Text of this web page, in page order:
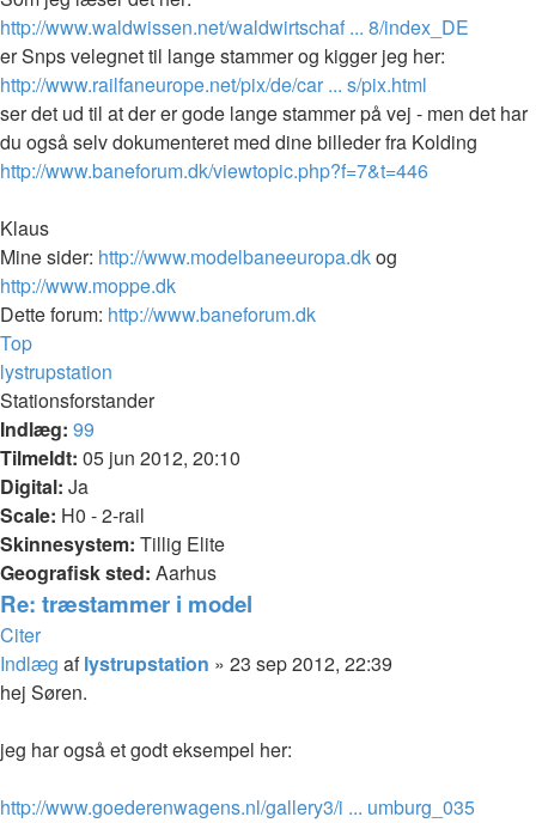
http://www.waldwissen.net/waldwirtschaf ... 8/index_DE
er Snps velegnet til lange stammer og kigger jeg her:
http://www.railfaneurope.net/pix/de/car ... s/pix.html
ser det ud til at der er gode lange stammer på vej - men det har
du også selv dokumenteret med dine billeder fra Kolding
http://www.baneforum.dk/viewtopic.php?f=7&t=446
Klaus
Mine sider: http://www.modelbaneeuropa.dkog
http://www.moppe.dk
Dette forum: http://www.baneforum.dk
Top
lystrupstation
Stationsforstander
Indlæg: 99
Tilmeldt: 05 jun 2012, 20:10
Digital: Ja
Scale: H0 - 2-rail
Skinnesystem: Tillig Elite
Geografisk sted: Aarhus
Re: træstammer i model
Citer
Indlæg aflystrupstation » 23 sep 2012, 22:39
hej Søren.
jeg har også et godt eksempel her:
http://www.goederenwagens.nl/gallery3/i ... umburg_035